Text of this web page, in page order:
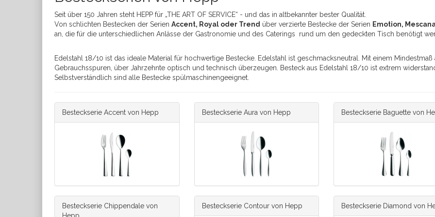
Seit über 150 Jahren steht HEPP für „THE ART OF SERVICE“ - und das in altbekannter bester Qualität.
Von schlichten Bestecken der Serien Accent, Royal oder Trend über verzierte Bestecke der Serien Emotion,
an, die für die unterschiedlichen Anlässe der Gastronomie und des Caterings rund um den gedeckten Tisch benötigt
Edelstahl 18/10 ist das ideale Material für hochwertige Bestecke. Edelstahl ist geschmacksneutral. Mit einem
Gebrauchsspuren, über Jahrzehnte optisch und technisch überzeugen. Besteck aus Edelstahl 18/10 ist extrem
Selbstverständlich sind alle Bestecke spülmaschinengeeignet.
Besteckserie Accent von Hepp Besteckserie Aura von Hepp Besteckserie Baguette von
Besteckserie Chippendale von
Besteckserie Contour von Hepp Besteckserie Diamond von